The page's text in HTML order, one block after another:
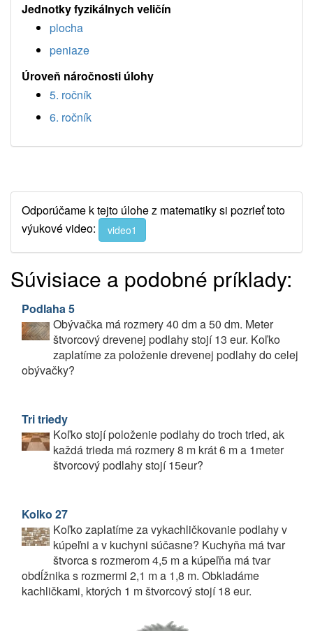
Jednotky fyzikálnych veličín
plocha
peniaze
Úroveň náročnosti úlohy
5. ročník
6. ročník
Odporúčame k tejto úlohe z matematiky si pozrieť toto
výukové video:
video1
Súvisiace a podobné príklady:
Podlaha 5
Obývačka má rozmery 40 dm a 50 dm. Meter
štvorcový drevenej podlahy stojí 13 eur. Koľko
zaplatíme za položenie drevenej podlahy do celej
obývačky?
Tri triedy
Koľko stojí položenie podlahy do troch tried, ak
každá trieda má rozmery 8 m krát 6 m a 1meter
štvorcový podlahy stojí 15eur?
Kolko 27
Koľko zaplatíme za vykachličkovanie podlahy v
kúpeľni a v kuchyni súčasne? Kuchyňa má tvar
štvorca s rozmerom 4,5 m a kúpeľňa má tvar
obdĺžnika s rozmermi 2,1 m a 1,8 m. Obkladáme
kachličkami, ktorých 1 m štvorcový stojí 18 eur.